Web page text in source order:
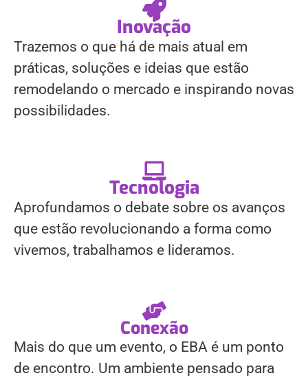
Inovação
Trazemos o que há de mais atual em
práticas, soluções e ideias que estão
remodelando o mercado e inspirando novas
possibilidades.
Tecnologia
Aprofundamos o debate sobre os avanços
que estão revolucionando a forma como
vivemos, trabalhamos e lideramos.
Conexão
Mais do que um evento, o EBA é um ponto
de encontro. Um ambiente pensado para